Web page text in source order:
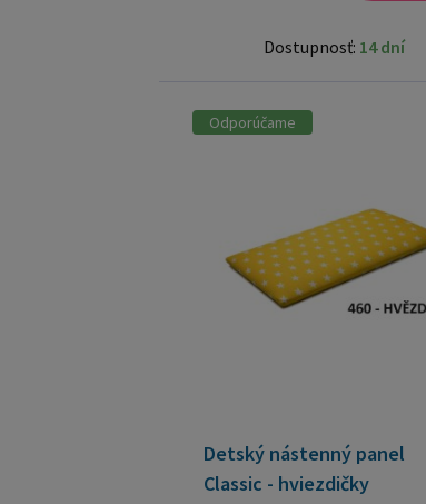
Dostupnosť: 14 dní
Odporúčame
Detský nástenný panel
Classic - hviezdičky